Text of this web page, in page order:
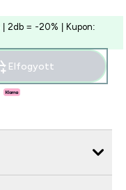
| 2db = -20% | Kupon:
Elfogyott